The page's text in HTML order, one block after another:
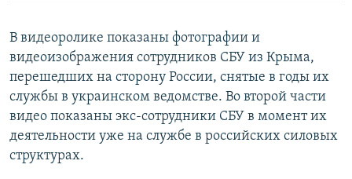
В видеоролике показаны фотографии и
видеоизображения сотрудников СБУ из Крыма,
перешедших на сторону России, снятые в годы их
службы в украинском ведомстве. Во второй части
видео показаны экс-сотрудники СБУ в момент их
деятельности уже на службе в российских силовых
структурах.